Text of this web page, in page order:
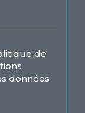
de
données